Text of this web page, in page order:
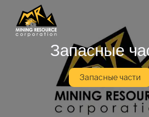
Запасные
Запасные части